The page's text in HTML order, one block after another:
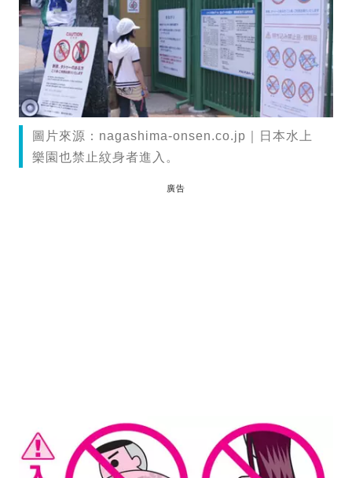
圖片來源：nagashima-onsen.co.jp｜日本水上
樂園也禁止紋身者進入。
廣告